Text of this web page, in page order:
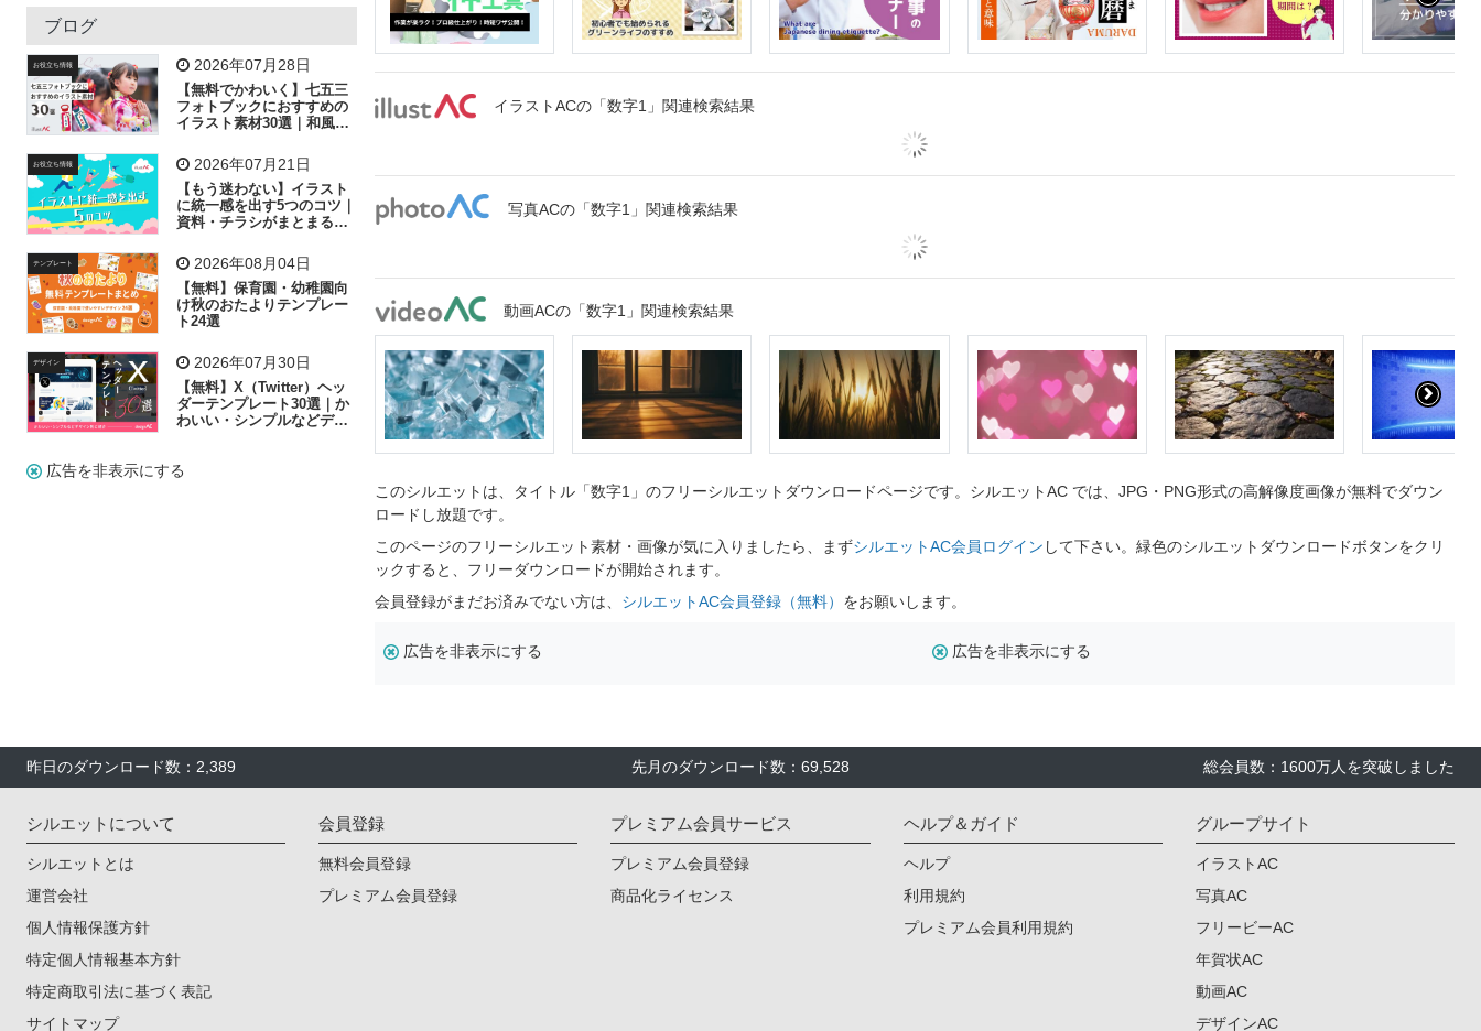
吹き出し
飛行機 グラフ ビル 魚 家族 書類
歩く 工場 会社 太陽 キラキラ
子供 作業員 相談 ピクトグラム
ブログ
お役立ち情報 2026年07月28日
【無料でかわいく】七五三
フォトブックにおすすめの
イラスト素材30選｜和風の
お役立ち情報 2026年07月21日
【もう迷わない】イラスト
に統一感を出す5つのコツ｜
資料・チラシがまとまるフ
テンプレート 2026年08月04日
【無料】保育園・幼稚園向
け秋のおたよりテンプレー
ト24選
デザイン 2026年07月30日
【無料】X（Twitter）ヘッ
ダーテンプレート30選｜か
わいい・シンプルなどデザ
広告を非表示にする
イラストACの「数字1」関連検索結果
写真ACの「数字1」関連検索結果
動画ACの「数字1」関連検索結果
このシルエットは、タイトル「数字1」のフリーシルエットダウンロードページです。シルエットAC では、JPG・PNG形式の高解像度画像が無料でダウン
ロードし放題です。
このページのフリーシルエット素材・画像が気に入りましたら、まずシルエットAC会員ログイン して下さい。緑色のシルエットダウンロードボタンをクリ
ックすると、フリーダウンロードが開始されます。
会員登録がまだお済みでない方は、 シルエットAC会員登録（無料） をお願いします。
広告を非表示にする 広告を非表示にする
昨日のダウンロード数：2,389 先月のダウンロード数：69,528 総会員数：1600万人を突破しました
シルエットについて
シルエットとは
運営会社
個人情報保護方針
特定個人情報基本方針
特定商取引法に基づく表記
サイトマップ
会員登録
無料会員登録
プレミアム会員登録
プレミアム会員サービス
プレミアム会員登録
商品化ライセンス
ヘルプ＆ガイド
ヘルプ
利用規約
プレミアム会員利用規約
グループサイト
イラストAC
写真AC
フリービーAC
年賀状AC
動画AC
デザインAC